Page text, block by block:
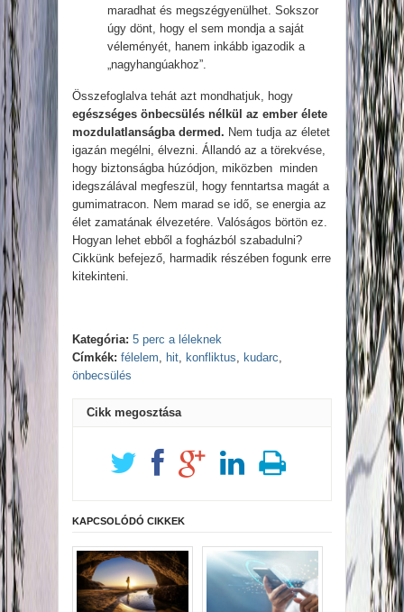
maradhat és megszégyenülhet. Sokszor
úgy dönt, hogy el sem mondja a saját
véleményét, hanem inkább igazodik a
„nagyhangúakhoz”.
Összefoglalva tehát azt mondhatjuk, hogy
egészséges önbecsülés nélkül az ember élete
mozdulatlanságba dermed. Nem tudja az életet
igazán megélni, élvezni. Állandó az a törekvése,
hogy biztonságba húzódjon, miközben minden
idegszálával megfeszül, hogy fenntartsa magát a
gumimatracon. Nem marad se idő, se energia az
élet zamatának élvezetére. Valóságos börtön ez.
Hogyan lehet ebből a fogházból szabadulni?
Cikkünk befejező, harmadik részében fogunk erre
kitekinteni.
Kategória: 5 perc a léleknek
Címkék: félelem, hit, konfliktus, kudarc,
önbecsülés
Cikk megosztása
KAPCSOLÓDÓ CIKKEK